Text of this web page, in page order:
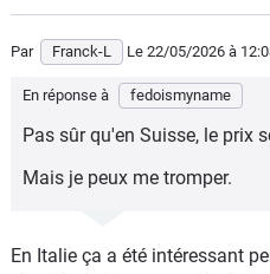
Par Franck-L Le 22/05/2026 à
En réponse à fedoismyname
Pas sûr qu'en Suisse, le prix
Mais je peux me tromper.
En Italie ça a été intéressant